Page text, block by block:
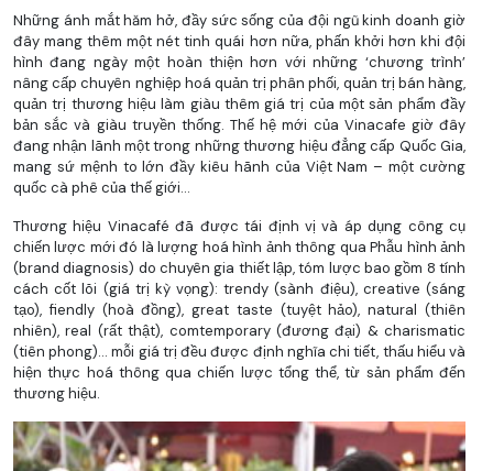
Những ánh mắt hăm hở, đầy sức sống của đội ngũ kinh doanh giờ
đây mang thêm một nét tinh quái hơn nữa, phấn khởi hơn khi đội
hình đang ngày một hoàn thiện hơn với những ‘chương trình’
nâng cấp chuyên nghiệp hoá quản trị phân phối, quản trị bán hàng,
quản trị thương hiệu làm giàu thêm giá trị của một sản phẩm đầy
bản sắc và giàu truyền thống. Thế hệ mới của Vinacafe giờ đây
đang nhận lãnh một trong những thương hiệu đẳng cấp Quốc Gia,
mang sứ mệnh to lớn đầy kiêu hãnh của Việt Nam – một cường
quốc cà phê của thế giới…
Thương hiệu Vinacafé đã được tái định vị và áp dụng công cụ
chiến lược mới đó là lượng hoá hình ảnh thông qua Phẫu hình ảnh
(brand diagnosis) do chuyên gia thiết lập, tóm lược bao gồm 8 tính
cách cốt lõi (giá trị kỳ vọng): trendy (sành điệu), creative (sáng
tạo), fiendly (hoà đồng), great taste (tuyệt hảo), natural (thiên
nhiên), real (rất thật), comtemporary (đương đại) & charismatic
(tiên phong)... mỗi giá trị đều được định nghĩa chi tiết, thấu hiểu và
hiện thực hoá thông qua chiến lược tổng thể, từ sản phẩm đến
thương hiệu.